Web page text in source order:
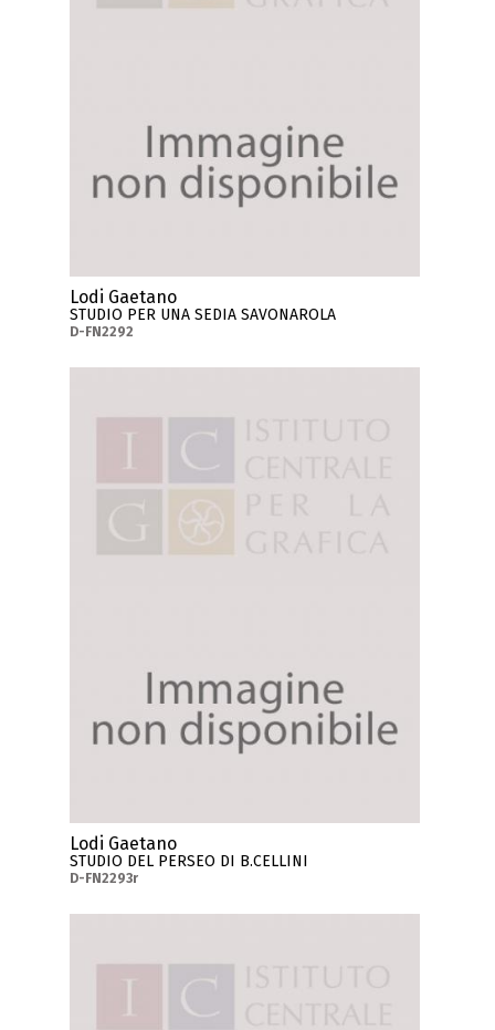
Lodi Gaetano
STUDIO PER UNA SEDIA SAVONAROLA
D-FN2292
Lodi Gaetano
STUDIO DEL PERSEO DI B.CELLINI
D-FN2293r